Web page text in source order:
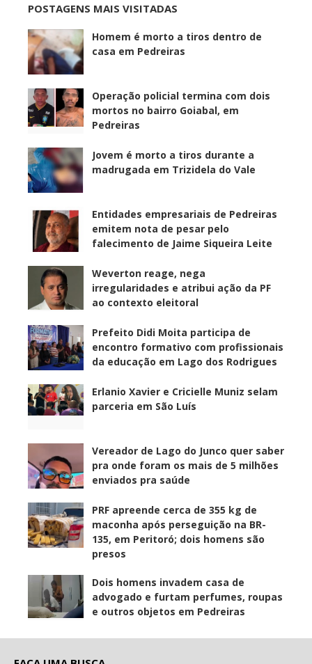
POSTAGENS MAIS VISITADAS
Homem é morto a tiros dentro de
casa em Pedreiras
Operação policial termina com dois
mortos no bairro Goiabal, em
Pedreiras
Jovem é morto a tiros durante a
madrugada em Trizidela do Vale
Entidades empresariais de Pedreiras
emitem nota de pesar pelo
falecimento de Jaime Siqueira Leite
Weverton reage, nega
irregularidades e atribui ação da PF
ao contexto eleitoral
Prefeito Didi Moita participa de
encontro formativo com profissionais
da educação em Lago dos Rodrigues
Erlanio Xavier e Cricielle Muniz selam
parceria em São Luís
Vereador de Lago do Junco quer saber
pra onde foram os mais de 5 milhões
enviados pra saúde
PRF apreende cerca de 355 kg de
maconha após perseguição na BR-
135, em Peritoró; dois homens são
presos
Dois homens invadem casa de
advogado e furtam perfumes, roupas
e outros objetos em Pedreiras